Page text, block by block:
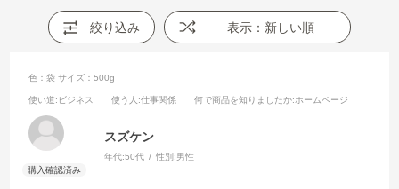
絞り込み 表示：新しい順
色：袋 サイズ：500g
使い道:ビジネス 使う人 :仕事関係 何で商品を知りましたか:ホームページ
スズケン
年代:50代 性別:男性